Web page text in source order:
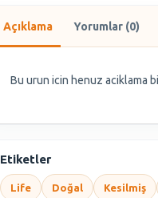
Açıklama Yorumlar (0)
Bu urun icin henuz aciklama
Etiketler
Life Doğal Kesilmiş